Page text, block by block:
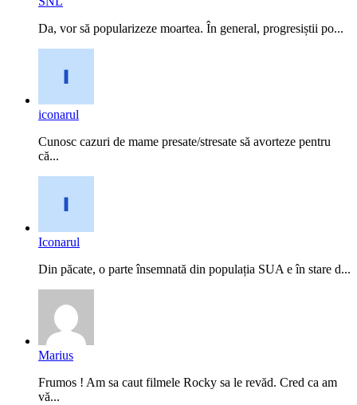
Da, vor să popularizeze moartea. În general, progresiștii po...
iconarul
Cunosc cazuri de mame presate/stresate să avorteze pentru
că...
Iconarul
Din păcate, o parte însemnată din populația SUA e în stare d...
Marius
Frumos ! Am sa caut filmele Rocky sa le revăd. Cred ca am
vă...